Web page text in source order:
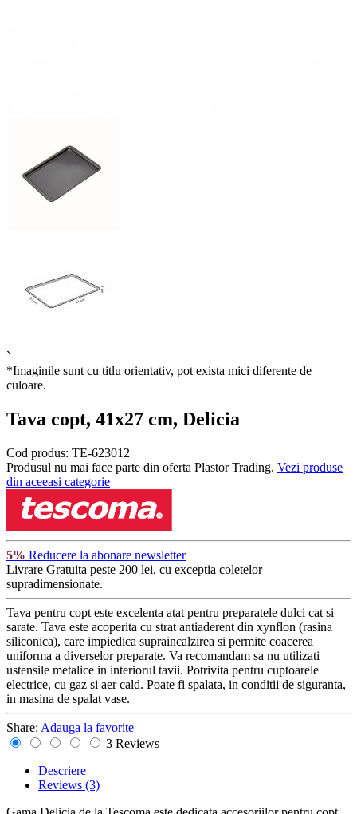
`
*Imaginile sunt cu titlu orientativ, pot exista mici diferente de
culoare.
Tava copt, 41x27 cm, Delicia
Cod produs: TE-623012
Produsul nu mai face parte din oferta Plastor Trading. Vezi produse
din aceeasi categorie
5% Reducere la abonare newsletter
Livrare Gratuita peste 200 lei, cu exceptia coletelor
supradimensionate.
Tava pentru copt este excelenta atat pentru preparatele dulci cat si
sarate. Tava este acoperita cu strat antiaderent din xynflon (rasina
siliconica), care impiedica supraincalzirea si permite coacerea
uniforma a diverselor preparate. Va recomandam sa nu utilizati
ustensile metalice in interiorul tavii. Potrivita pentru cuptoarele
electrice, cu gaz si aer cald. Poate fi spalata, in conditii de siguranta,
in masina de spalat vase.
Share: Adauga la favorite
3 Reviews
Descriere
Reviews (3)